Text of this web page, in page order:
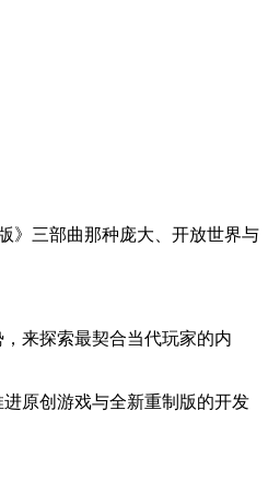
》三部曲那种庞大、开放世界与
来探索最契合当代玩家的内
原创游戏与全新重制版的开发